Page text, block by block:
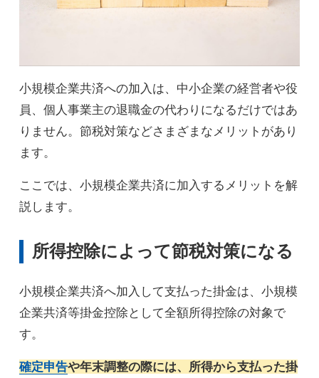
小規模企業共済への加入は、中小企業の経営者や役
員、個人事業主の退職金の代わりになるだけではあ
りません。節税対策などさまざまなメリットがあり
ます。
ここでは、小規模企業共済に加入するメリットを解
説します。
所得控除によって節税対策になる
小規模企業共済へ加入して支払った掛金は、小規模
企業共済等掛金控除として全額所得控除の対象で
す。
確定申告や年末調整の際には、所得から支払った掛